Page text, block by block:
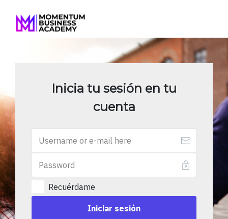
Inicia tu sesión en tu
cuenta
Recuérdame
Iniciar sesión